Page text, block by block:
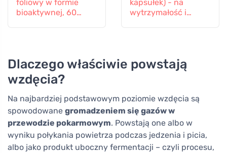
foliowy w formie
bioaktywnej, 60
kapsułek) - na
wytrzymałość i
Dlaczego właściwie powstają
wzdęcia?
Na najbardziej podstawowym poziomie wzdęcia są
spowodowane gromadzeniem się gazów w
przewodzie pokarmowym. Powstają one albo w
wyniku połykania powietrza podczas jedzenia i picia,
albo jako produkt uboczny fermentacji – czyli procesu,